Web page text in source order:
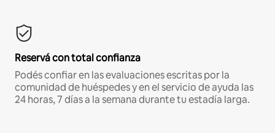
Reservá con total confianza
Podés confiar en las evaluaciones escritas por la
comunidad de huéspedes y en el servicio de ayuda las
24 horas, 7 días a la semana durante tu estadía larga.